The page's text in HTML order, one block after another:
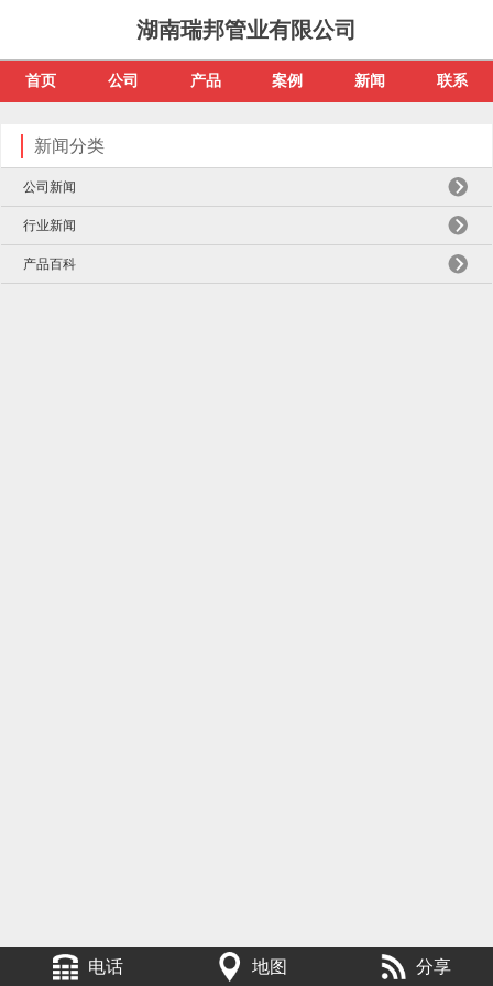
湖南瑞邦管业有限公司
首页 公司 产品 案例 新闻 联系
新闻分类
公司新闻
行业新闻
产品百科
电话 地图 分享